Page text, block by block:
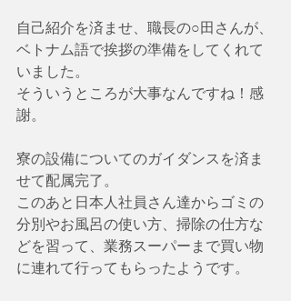
自己紹介を済ませ、職長の○田さんが、
ベトナム語で挨拶の準備をしてくれて
いました。
そういうところが大事なんですね！感
謝。
寮の設備についてのガイダンスを済ま
せて配属完了。
このあと日本人社員さん達からゴミの
分別やお風呂の使い方、掃除の仕方な
どを習って、業務スーパーまで買い物
に連れて行ってもらったようです。